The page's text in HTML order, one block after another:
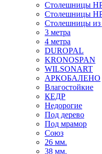
Столешницы
Столешницы
Столешницы
3 метра
4 метра
DUROPAL
KRONOSPAN
WILSONART
АРКОБАЛЕНО
Влагостойкие
КЕДР
Недорогие
Под дерево
Под мрамор
Союз
26 мм.
38 мм.